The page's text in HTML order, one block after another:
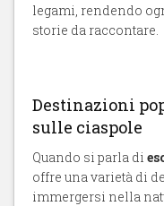
legami, rendendo
storie da raccontare.
Destinazioni
sulle ciaspole
Quando si parla di
offre una varietà di
immergersi nella